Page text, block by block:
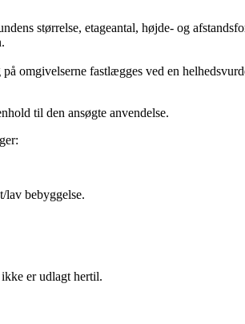
størrelse, etageantal, højde- og
omgivelserne fastlægges ved en
til den ansøgte anvendelse.
lav bebyggelse.
er udlagt hertil.